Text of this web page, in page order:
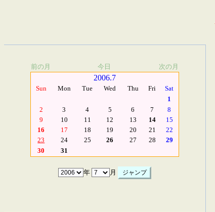
前の月 今日 次の月
2006.7
Sun Mon Tue Wed Thu Fri
Sat
1
2
3 4 5 6 7
8
9
10 11 12 13 14
15
16
17 18 19 20 21
22
23
24 25 26 27 28
29
30
31
年 月